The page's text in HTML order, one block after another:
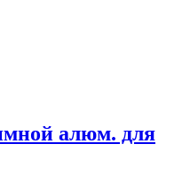
алюм. для